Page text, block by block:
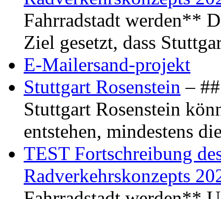
Fahrradstadt werden**
Ziel gesetzt, dass
E-Mailersand-projekt
Stuttgart Rosenstein –
Stuttgart Rosenstein
entstehen, mindestens
TEST Fortschreibung
Radverkehrskonzepts